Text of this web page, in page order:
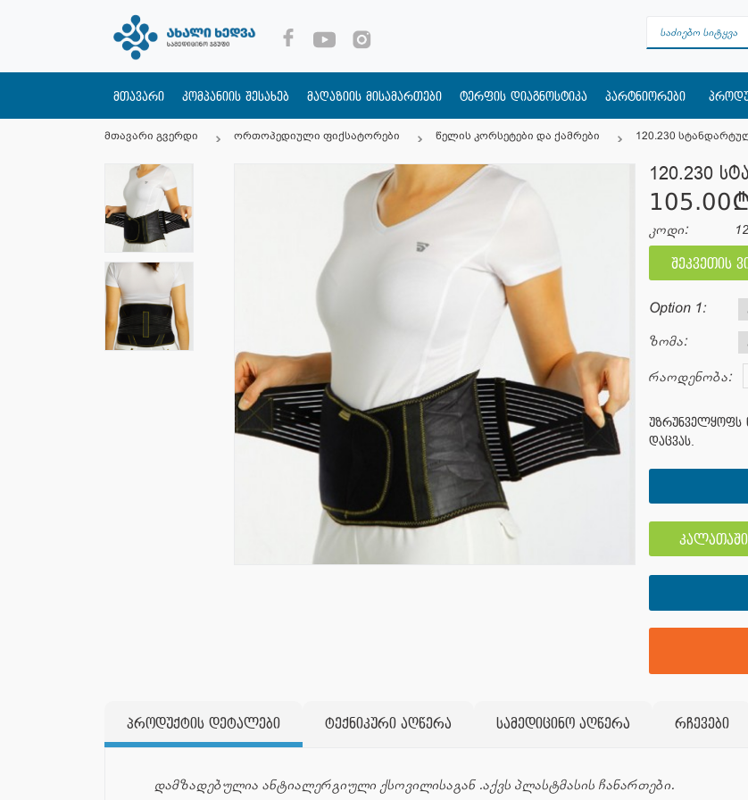
მთავარი კომპანიის შესახებ მაღაზიის მისამართები ტერფის დიაგნოსტიკა პარტნიორები
მთავარი გვერდი ორთოპედიული ფიქსატორები წელის კორსეტები და ქამრები 120.230
120.230
კოდი:
შეკვეთის
Option 1:
ზომა:
რაოდენობა:
უზრუნველყოფს
დაცვას.
პროდუქტის დეტალები ტექნიკური აღწერა სამედიცინო აღწერა რჩევები
დამზადებულია ანტიალერგიული ქსოვილისაგან .აქვს პლასტმასის ჩანართები.